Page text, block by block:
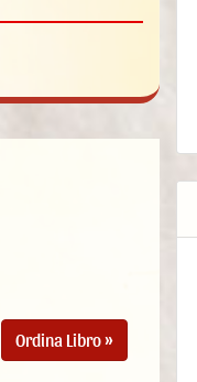
Ordina Libro »